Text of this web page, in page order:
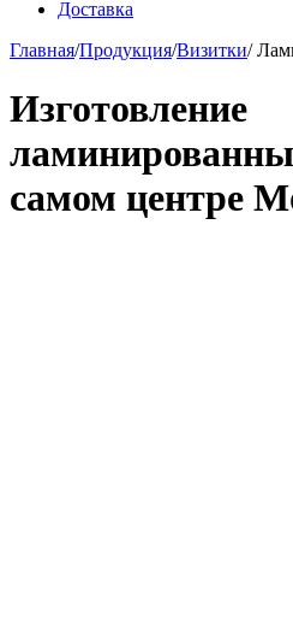
Доставка
Главная/Продукция/Визитки/
Изготовление
самом центре